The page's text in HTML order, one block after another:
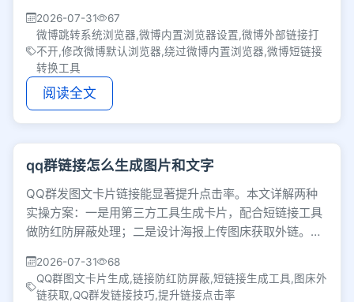
2026-07-31
67
微博跳转系统浏览器,微博内置浏览器设置,微博外部链接打
不开,修改微博默认浏览器,绕过微博内置浏览器,微博短链接
转换工具
阅读全文
qq群链接怎么生成图片和文字
QQ群发图文卡片链接能显著提升点击率。本文详解两种
实操方案：一是用第三方工具生成卡片，配合短链接工具
做防红防屏蔽处理；二是设计海报上传图床获取外链。掌
2026-07-31
68
QQ群图文卡片生成,链接防红防屏蔽,短链接生成工具,图床外
链获取,QQ群发链接技巧,提升链接点击率